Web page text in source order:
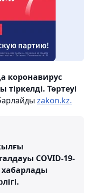
коронавирус
Төртеуі
zakon.kz.
COVID-19-
хабарлады